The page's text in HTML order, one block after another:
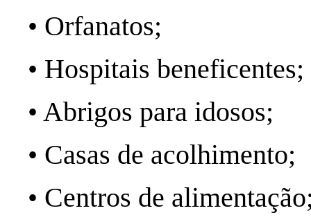
• Orfanatos;
• Hospitais
• Abrigos para idosos;
• Casas de acolhimento;
• Centros de